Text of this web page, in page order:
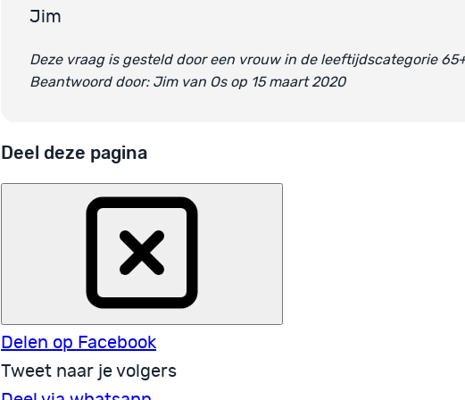
Jim
Deze vraag is gesteld door een vrouw in de leeftijdscategorie
Beantwoord door: Jim van Os op 15 maart 2020
Deel deze pagina
Delen op Facebook
Tweet naar je volgers